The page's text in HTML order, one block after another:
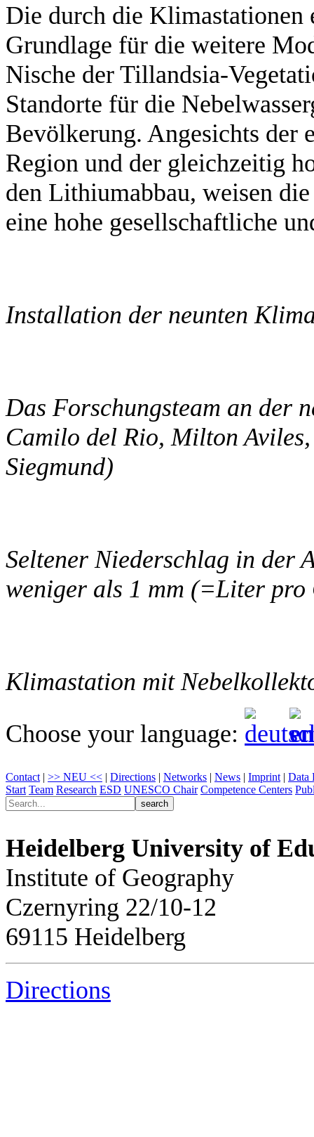
Die durch die Klimastationen
Grundlage für die weitere
Nische der Tillandsia-
Standorte für die
Bevölkerung. Angesichts der
Region und der gleichzeitig
den Lithiumabbau, weisen
eine hohe gesellschaftliche
Installation der neunten
Das Forschungsteam an der
Camilo del Rio, Milton
Siegmund)
Seltener Niederschlag in der
weniger als 1 mm (=Liter
Klimastation mit
Choose your language:
Contact | >> NEU << | Directions | Networks | News | Imprint | Data
Start Team Research ESD UNESCO Chair Competence Centers
Heidelberg University of
Institute of Geography
Czernyring 22/10-12
69115 Heidelberg
Directions